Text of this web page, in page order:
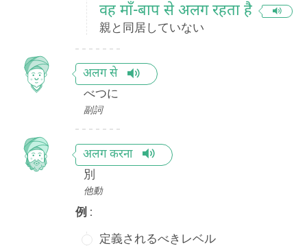
वह माँ-बाप से अलग रहता है
親と同居していない
अलग से
べつに
副詞
अलग करना
別
他動
例 :
定義されるべきレベル